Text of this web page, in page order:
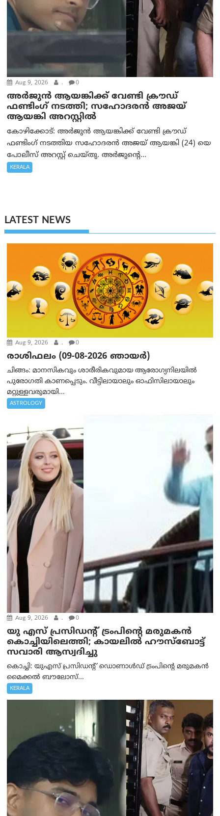
Aug 9, 2026 . 0
അർജുൻ ആയങ്കിക്ക് വേണ്ടി ക്രൗഡ്
ഫണ്ടിംഗ് നടത്തി; സഹോദരന്‍ അജയ്
ആയങ്കി അറസ്റ്റിൽ
കോഴിക്കോട്: അർജുൻ ആയങ്കിക്ക് വേണ്ടി ക്രൗഡ്
ഫണ്ടിംഗ് നടത്തിയ സഹോദരന്‍ അജയ് ആയങ്കി (24) യെ
പോലീസ് അറസ്റ്റ് ചെയ്തു. അർജുന്റെ...
KERALA
LATEST NEWS
Aug 9, 2026 . 0
രാശിഫലം (09-08-2026 ഞായര്‍)
ചിങ്ങം: മാനസികവും ശാരീരികവുമായ ആരോഗ്യനിലയിൽ
പുരോഗതി കാണപ്പെടും. വീട്ടിലായാലും ഓഫിസിലായാലും
മറ്റുള്ളവരുമായി...
ASTROLOGY
Aug 9, 2026 . 0
യു എസ് പ്രസിഡന്റ് ട്രംപിന്റെ മരുമകൻ
കൊച്ചിയിലെത്തി; കായലിൽ ഹൗസ്ബോട്ട്
സവാരി ആസ്വദിച്ചു
കൊച്ചി: യുഎസ് പ്രസിഡന്റ് ഡൊണാൾഡ് ട്രംപിന്റെ മരുമകൻ
മൈക്കൽ ബൗലോസ്...
KERALA